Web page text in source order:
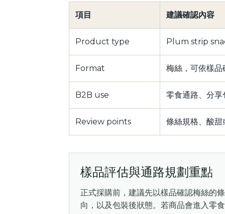
項目 建議確認內容
Product type Plum strip
Format 梅絲，可依樣
B2B use 零食通路、分
Review points 條絲規格、酸
樣品評估與通路規劃重點
正式採購前，建議先以樣品確認梅絲的
向，以及包裝後狀態。若商品會進入零